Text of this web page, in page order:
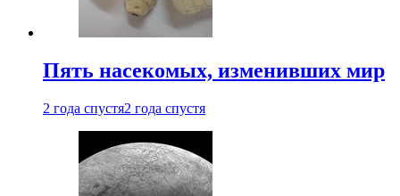
Пять насекомых, изменивших мир
2 года спустя2 года спустя